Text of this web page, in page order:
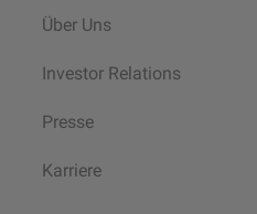
palatopharyngeus
Musculus thyroepiglotticus
Über Uns
Investor Relations
Presse
Karriere